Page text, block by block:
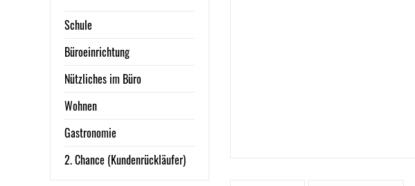
Schule
Büroeinrichtung
Nützliches im Büro
Wohnen
Gastronomie
2. Chance (Kundenrückläufer)